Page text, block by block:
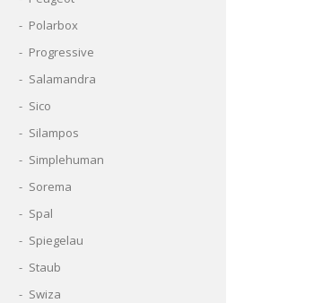
Polarbox
Progressive
Salamandra
Sico
Silampos
Simplehuman
Sorema
Spal
Spiegelau
Staub
Swiza